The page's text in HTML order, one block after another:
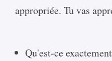
appropriée. Tu vas
Qu'est-ce